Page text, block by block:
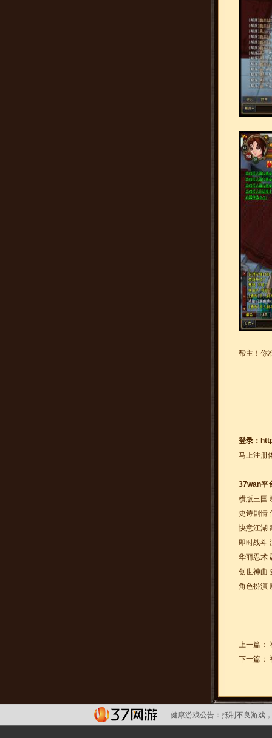
帮主！你
登录：
马上注册
37wan平
横版三国
史诗剧情
快意江湖
即时战斗
华丽忍术
创世神曲
角色扮演
上一篇：
下一篇：
健康游戏公告： 抵制不良游戏